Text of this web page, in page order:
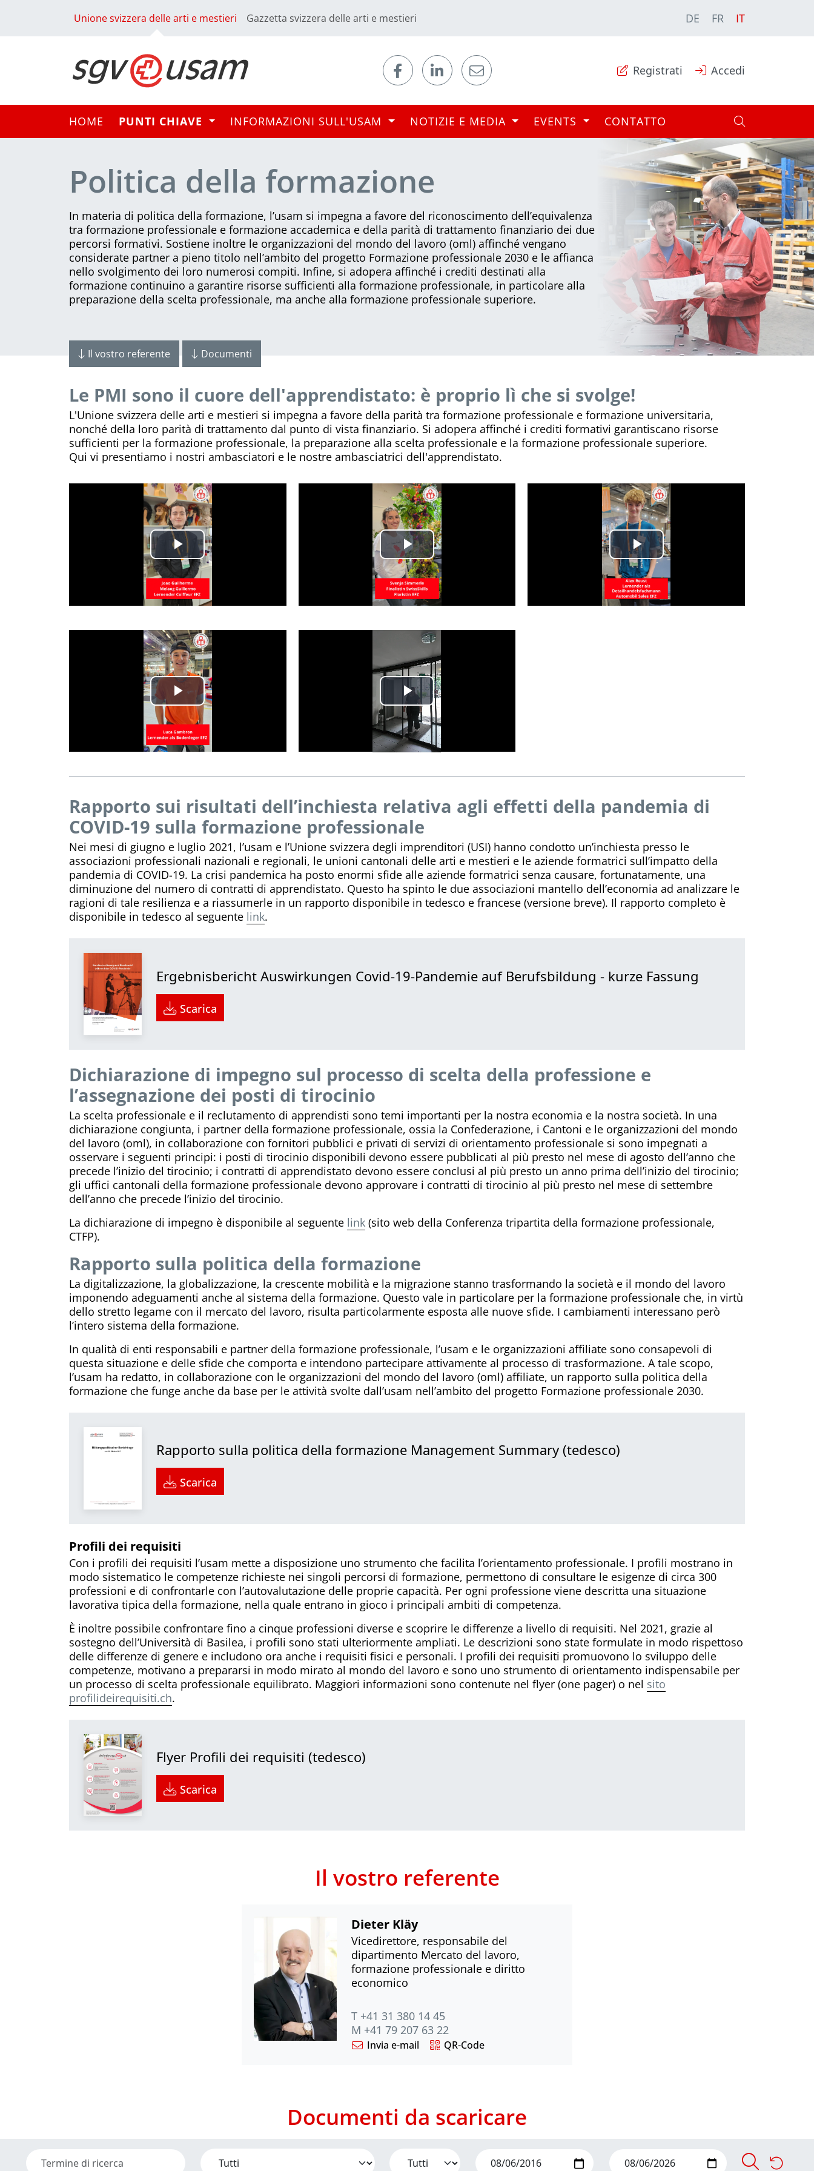
Unione svizzera delle arti e mestieri Gazzetta svizzera delle arti e mestieri DE FR IT
Registrati Accedi
HOME PUNTI CHIAVE INFORMAZIONI SULL'USAM NOTIZIE E MEDIA EVENTS CONTATTO
Politica della formazione
In materia di politica della formazione, l’usam si impegna a favore del riconoscimento dell’equivalenza
tra formazione professionale e formazione accademica e della parità di trattamento finanziario dei due
percorsi formativi. Sostiene inoltre le organizzazioni del mondo del lavoro (oml) affinché vengano
considerate partner a pieno titolo nell’ambito del progetto Formazione professionale 2030 e le affianca
nello svolgimento dei loro numerosi compiti. Infine, si adopera affinché i crediti destinati alla
formazione continuino a garantire risorse sufficienti alla formazione professionale, in particolare alla
preparazione della scelta professionale, ma anche alla formazione professionale superiore.
Il vostro referente Documenti
Le PMI sono il cuore dell'apprendistato: è proprio lì che si svolge!
L'Unione svizzera delle arti e mestieri si impegna a favore della parità tra formazione professionale e formazione universitaria,
nonché della loro parità di trattamento dal punto di vista finanziario. Si adopera affinché i crediti formativi garantiscano risorse
sufficienti per la formazione professionale, la preparazione alla scelta professionale e la formazione professionale superiore.
Qui vi presentiamo i nostri ambasciatori e le nostre ambasciatrici dell'apprendistato.
Play
Video
Play
Video
Play
Video
Play
Video
Play
Video
Rapporto sui risultati dell’inchiesta relativa agli effetti della pandemia di
COVID-19 sulla formazione professionale
Nei mesi di giugno e luglio 2021, l’usam e l’Unione svizzera degli imprenditori (USI) hanno condotto un’inchiesta presso le
associazioni professionali nazionali e regionali, le unioni cantonali delle arti e mestieri e le aziende formatrici sull’impatto della
pandemia di COVID-19. La crisi pandemica ha posto enormi sfide alle aziende formatrici senza causare, fortunatamente, una
diminuzione del numero di contratti di apprendistato. Questo ha spinto le due associazioni mantello dell’economia ad analizzare le
ragioni di tale resilienza e a riassumerle in un rapporto disponibile in tedesco e francese (versione breve). Il rapporto completo è
disponibile in tedesco al seguente link.
Ergebnisbericht Auswirkungen Covid-19-Pandemie auf Berufsbildung - kurze Fassung
Scarica
Dichiarazione di impegno sul processo di scelta della professione e
l’assegnazione dei posti di tirocinio
La scelta professionale e il reclutamento di apprendisti sono temi importanti per la nostra economia e la nostra società. In una
dichiarazione congiunta, i partner della formazione professionale, ossia la Confederazione, i Cantoni e le organizzazioni del mondo
del lavoro (oml), in collaborazione con fornitori pubblici e privati di servizi di orientamento professionale si sono impegnati a
osservare i seguenti principi: i posti di tirocinio disponibili devono essere pubblicati al più presto nel mese di agosto dell’anno che
precede l’inizio del tirocinio; i contratti di apprendistato devono essere conclusi al più presto un anno prima dell’inizio del tirocinio;
gli uffici cantonali della formazione professionale devono approvare i contratti di tirocinio al più presto nel mese di settembre
dell’anno che precede l’inizio del tirocinio.
La dichiarazione di impegno è disponibile al seguente link (sito web della Conferenza tripartita della formazione professionale,
CTFP).
Rapporto sulla politica della formazione
La digitalizzazione, la globalizzazione, la crescente mobilità e la migrazione stanno trasformando la società e il mondo del lavoro
imponendo adeguamenti anche al sistema della formazione. Questo vale in particolare per la formazione professionale che, in virtù
dello stretto legame con il mercato del lavoro, risulta particolarmente esposta alle nuove sfide. I cambiamenti interessano però
l’intero sistema della formazione.
In qualità di enti responsabili e partner della formazione professionale, l’usam e le organizzazioni affiliate sono consapevoli di
questa situazione e delle sfide che comporta e intendono partecipare attivamente al processo di trasformazione. A tale scopo,
l’usam ha redatto, in collaborazione con le organizzazioni del mondo del lavoro (oml) affiliate, un rapporto sulla politica della
formazione che funge anche da base per le attività svolte dall’usam nell’ambito del progetto Formazione professionale 2030.
Rapporto sulla politica della formazione Management Summary (tedesco)
Scarica
Profili dei requisiti
Con i profili dei requisiti l’usam mette a disposizione uno strumento che facilita l’orientamento professionale. I profili mostrano in
modo sistematico le competenze richieste nei singoli percorsi di formazione, permettono di consultare le esigenze di circa 300
professioni e di confrontarle con l’autovalutazione delle proprie capacità. Per ogni professione viene descritta una situazione
lavorativa tipica della formazione, nella quale entrano in gioco i principali ambiti di competenza.
È inoltre possibile confrontare fino a cinque professioni diverse e scoprire le differenze a livello di requisiti. Nel 2021, grazie al
sostegno dell’Università di Basilea, i profili sono stati ulteriormente ampliati. Le descrizioni sono state formulate in modo rispettoso
delle differenze di genere e includono ora anche i requisiti fisici e personali. I profili dei requisiti promuovono lo sviluppo delle
competenze, motivano a prepararsi in modo mirato al mondo del lavoro e sono uno strumento di orientamento indispensabile per
un processo di scelta professionale equilibrato. Maggiori informazioni sono contenute nel flyer (one pager) o nel sito
profilideirequisiti.ch.
Flyer Profili dei requisiti (tedesco)
Scarica
Il vostro referente
Dieter Kläy
Vicedirettore, responsabile del
dipartimento Mercato del lavoro,
formazione professionale e diritto
economico
T +41 31 380 14 45
M +41 79 207 63 22
Invia e-mail QR-Code
Documenti da scaricare